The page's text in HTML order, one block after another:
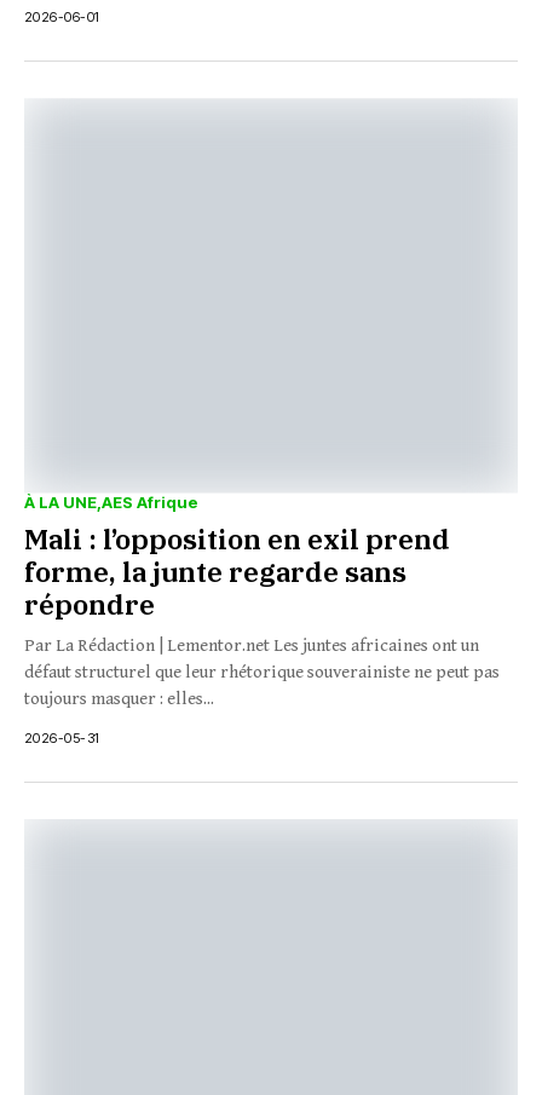
2026-06-01
À LA UNE AES Afrique
Mali : l’opposition en exil prend
forme, la junte regarde sans
répondre
Par La Rédaction | Lementor.net Les juntes africaines ont un
défaut structurel que leur rhétorique souverainiste ne peut pas
toujours masquer : elles...
2026-05-31